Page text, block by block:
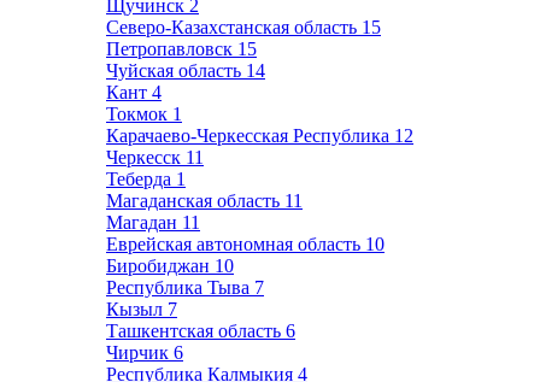
Щучинск 2
Северо-Казахстанская область 15
Петропавловск 15
Чуйская область 14
Кант 4
Токмок 1
Карачаево-Черкесская Республика 12
Черкесск 11
Теберда 1
Магаданская область 11
Магадан 11
Еврейская автономная область 10
Биробиджан 10
Республика Тыва 7
Кызыл 7
Ташкентская область 6
Чирчик 6
Республика Калмыкия 4